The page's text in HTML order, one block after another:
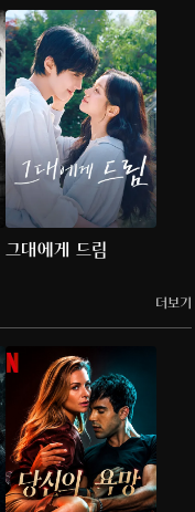
그대에게 드림
더보기